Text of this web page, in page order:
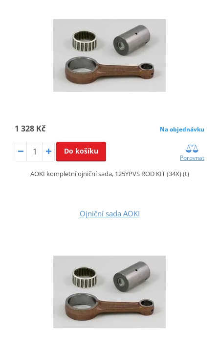
1 328 Kč Na objednávku
Do košíku
Porovnat
AOKI kompletní ojniční sada, 125YPVS ROD KIT (34X) (t)
Ojniční sada AOKI